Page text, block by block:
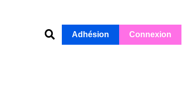
Adhésion Connexion